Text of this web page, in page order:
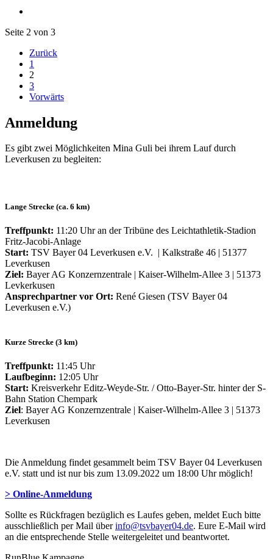
Seite 2 von 3
Zurück
1
2
3
Vorwärts
Anmeldung
Es gibt zwei Möglichkeiten Mina Guli bei ihrem Lauf durch
Leverkusen zu begleiten:
Lange Strecke (ca. 6 km)
Treffpunkt: 11:20 Uhr an der Tribüne des Leichtathletik-Stadion
Fritz-Jacobi-Anlage
Start: TSV Bayer 04 Leverkusen e.V. | Kalkstraße 46 | 51377
Leverkusen
Ziel: Bayer AG Konzernzentrale | Kaiser-Wilhelm-Allee 3 | 51373
Levkerkusen
Ansprechpartner vor Ort: René Giesen (TSV Bayer 04
Leverkusen e.V.)
Kurze Strecke (3 km)
Treffpunkt: 11:45 Uhr
Laufbeginn: 12:05 Uhr
Start: Kreisverkehr Editz-Weyde-Str. / Otto-Bayer-Str. hinter der S-
Bahn Station Chempark
Ziel: Bayer AG Konzernzentrale | Kaiser-Wilhelm-Allee 3 | 51373
Leverkusen
Die Anmeldung findet gesammelt beim TSV Bayer 04 Leverkusen
e.V. statt und ist nur bis zum 13.09.2022 um 18:00 Uhr möglich!
> Online-Anmeldung
Sollte es Rückfragen bezüglich es Laufes geben, meldet Euch bitte
ausschließlich per Mail überinfo@tsvbayer04.de. Eure E-Mail wird
an die entsprechende Stelle weitergeleitet und beantwortet.